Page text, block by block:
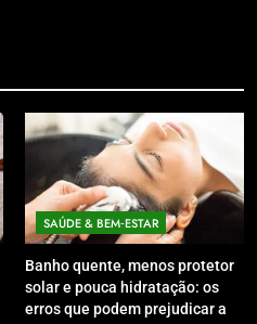
SAÚDE & BEM‑ESTAR
Banho quente, menos protetor
solar e pouca hidratação: os
erros que podem prejudicar a